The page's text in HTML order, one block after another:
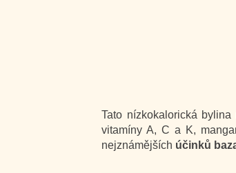
Tato nízkokalorická
vitamíny A, C a K,
nejznámějších účinků